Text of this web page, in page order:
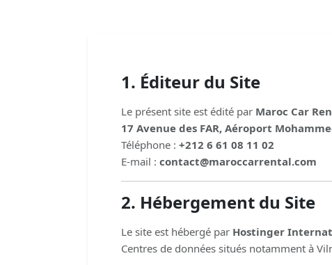
1. Éditeur du Site
Le présent site est édité par Maroc Car
17 Avenue des FAR, Aéroport
Téléphone : +212 6 61 08 11 02
E-mail : contact@maroccarrental.com
2. Hébergement du Site
Le site est hébergé par Hostinger
Centres de données situés notamment à